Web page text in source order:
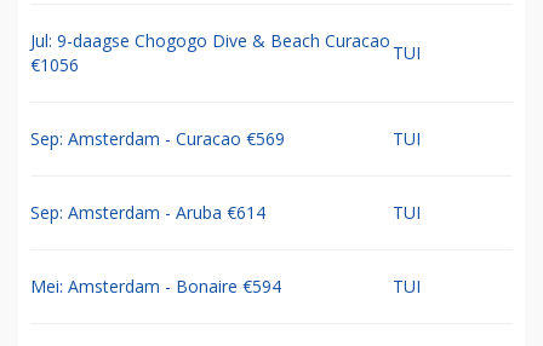
Jul: 9-daagse Chogogo Dive & Beach Curacao
€1056
TUI
Sep: Amsterdam - Curacao €569 TUI
Sep: Amsterdam - Aruba €614 TUI
Mei: Amsterdam - Bonaire €594 TUI